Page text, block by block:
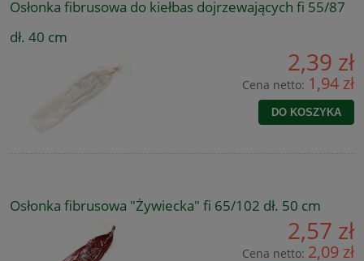
Osłonka fibrusowa do kiełbas dojrzewających fi 55/87
dł. 40 cm
2,39 zł
Cena netto: 1,94 zł
DO KOSZYKA
Osłonka fibrusowa "Żywiecka" fi 65/102 dł. 50 cm
2,57 zł
Cena netto: 2,09 zł